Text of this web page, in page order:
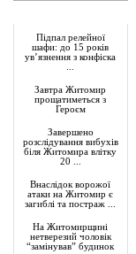
Підпал релейної
шафи: до 15 років
ув’язнення з конфіска
Завтра Житомир
прощатиметься з
Героєм
Завершено
розслідування вибухів
біля Житомира влітку
20 ...
Внаслідок ворожої
атаки на Житомир є
загиблі та постраж ...
На Житомирщині
нетверезий чоловік
“замінував” будинок